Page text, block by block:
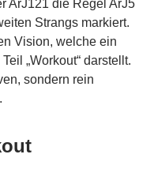
ArJ121 die Regel ArJ5
Strangs markiert.
Vision, welche ein
„Workout“ darstellt.
sondern rein